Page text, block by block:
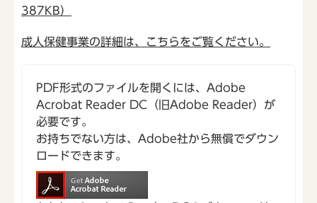
387KB）
成人保健事業の詳細は、こちらをご覧ください。
PDF形式のファイルを開くには、Adobe
Acrobat Reader DC（旧Adobe Reader）が
必要です。
お持ちでない方は、Adobe社から無償でダウン
ロードできます。